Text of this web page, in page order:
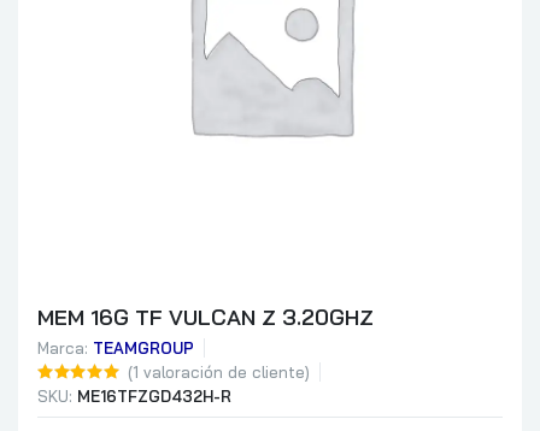
MEM 16G TF VULCAN Z 3.20GHZ
Marca: TEAMGROUP
(1 valoración de cliente)
SKU: ME16TFZGD432H-R